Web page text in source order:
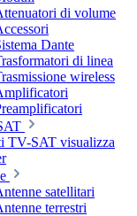
di volume
Dante
di linea
wireless
TV-SAT visualizza
satellitari
terrestri